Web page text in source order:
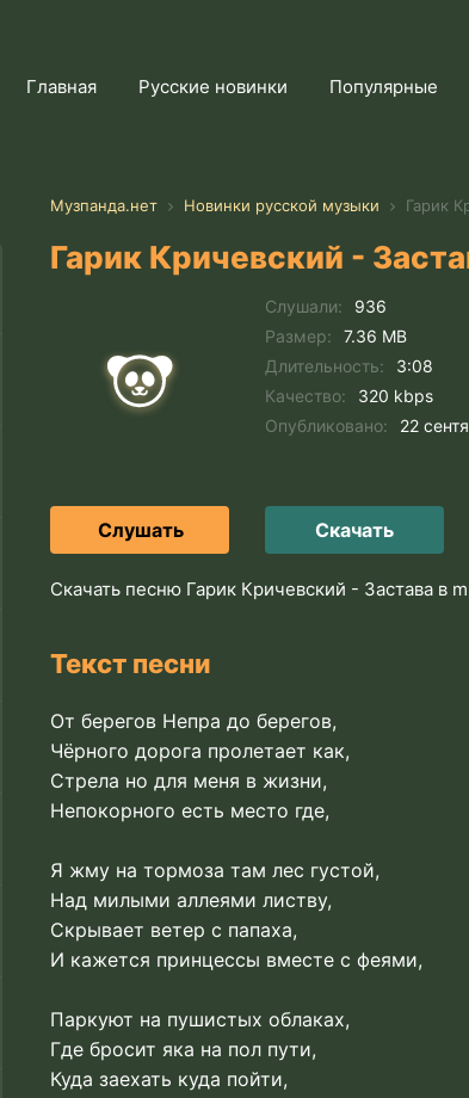
Главная Русские новинки Популярные
Музпанда.нет Новинки русской музыки Гарик
Гарик Кричевский -
Слушали:
936
Размер:
7.36 MB
Длительность:
3:08
Качество:
320 kbps
Опубликовано:
22
Слушать Скачать
Скачать песню Гарик Кричевский - Застава в
Текст песни
От берегов Непра до берегов,
Чёрного дорога пролетает как,
Стрела но для меня в жизни,
Непокорного есть место где,
Я жму на тормоза там лес густой,
Над милыми аллеями листву,
Скрывает ветер с папаха,
И кажется принцессы вместе с феями,
Паркуют на пушистых облаках,
Где бросит яка на пол пути,
Куда заехать куда пойти,